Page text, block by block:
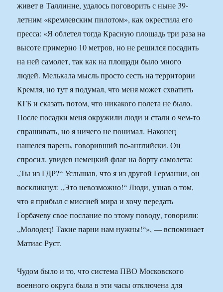
живет в Таллинне, удалось поговорить с ныне 39-
летним «кремлевским пилотом», как окрестила его
пресса: «Я облетел тогда Красную площадь три раза на
высоте примерно 10 метров, но не решился посадить
на ней самолет, так как на площади было много
людей. Мелькала мысль просто сесть на территории
Кремля, но тут я подумал, что меня может схватить
КГБ и сказать потом, что никакого полета не было.
После посадки меня окружили люди и стали о чем-то
спрашивать, но я ничего не понимал. Наконец
нашелся парень, говоривший по-английски. Он
спросил, увидев немецкий флаг на борту самолета:
„Ты из ГДР?“ Услышав, что я из другой Германии, он
воскликнул: „Это невозможно!“ Люди, узнав о том,
что я прибыл с миссией мира и хочу передать
Горбачеву свое послание по этому поводу, говорили:
„Молодец! Такие парни нам нужны!“», — вспоминает
Матиас Руст.
Чудом было и то, что система ПВО Московского
военного округа была в эти часы отключена для